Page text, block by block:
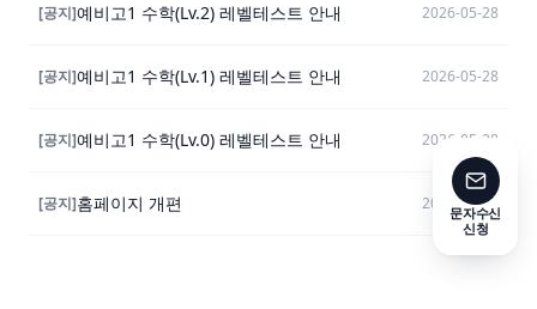
[공지]예비고1 수학(Lv.2) 레벨테스트 안내 2026-05-28
[공지]예비고1 수학(Lv.1) 레벨테스트 안내 2026-05-28
[공지]예비고1 수학(Lv.0) 레벨테스트 안내 2026-05-28
[공지]홈페이지 개편 2026-05-12
문자수신
신청